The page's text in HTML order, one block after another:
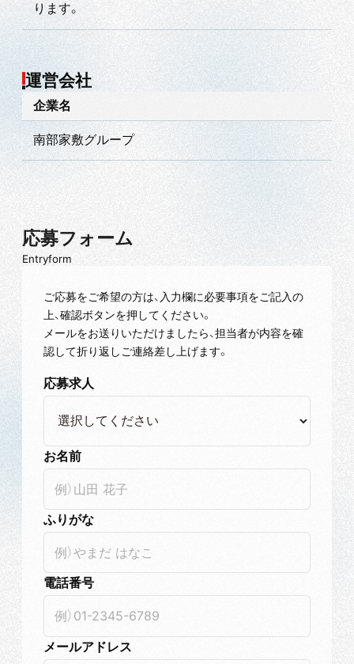
ります。
運営会社
企業名
南部家敷グループ
応募フォーム
Entryform
ご応募をご希望の方は、入力欄に必要事項をご記入の
上、確認ボタンを押してください。
メールをお送りいただけましたら、担当者が内容を確
認して折り返しご連絡差し上げます。
応募求人
お名前
ふりがな
電話番号
メールアドレス